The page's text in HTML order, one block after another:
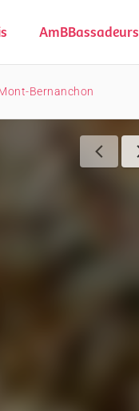
AmBBassadeurs
Bernanchon